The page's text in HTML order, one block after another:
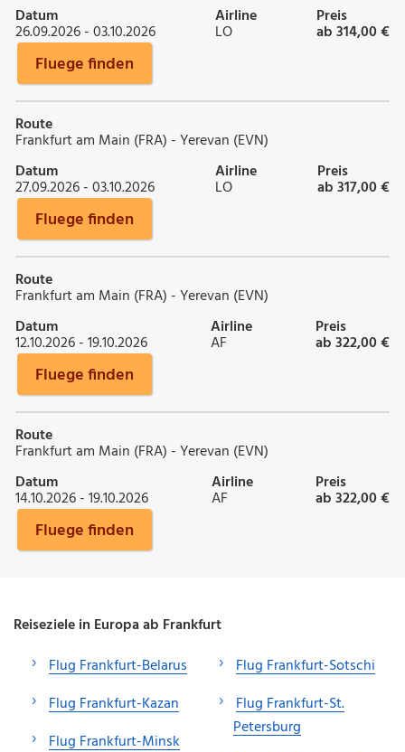
Datum
26.09.2026 - 03.10.2026
Airline
LO
Preis
ab 314,00 €
Fluege finden
Route
Frankfurt am Main (FRA) - Yerevan (EVN)
Datum
27.09.2026 - 03.10.2026
Airline
LO
Preis
ab 317,00 €
Fluege finden
Route
Frankfurt am Main (FRA) - Yerevan (EVN)
Datum
12.10.2026 - 19.10.2026
Airline
AF
Preis
ab 322,00 €
Fluege finden
Route
Frankfurt am Main (FRA) - Yerevan (EVN)
Datum
14.10.2026 - 19.10.2026
Airline
AF
Preis
ab 322,00 €
Fluege finden
Reiseziele in Europa ab Frankfurt
Flug Frankfurt-Belarus
Flug Frankfurt-Kazan
Flug Frankfurt-Minsk
Flug Frankfurt-Sotschi
Flug Frankfurt-St.
Petersburg